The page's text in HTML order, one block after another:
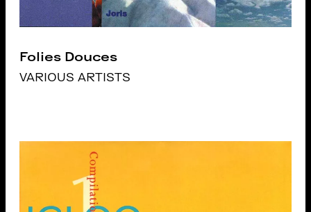
Folies Douces
VARIOUS ARTISTS